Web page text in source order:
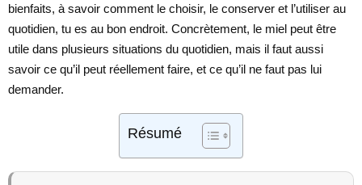
bienfaits, à savoir comment le choisir, le conserver et l’utiliser au
quotidien, tu es au bon endroit. Concrètement, le miel peut être
utile dans plusieurs situations du quotidien, mais il faut aussi
savoir ce qu’il peut réellement faire, et ce qu’il ne faut pas lui
demander.
Résumé